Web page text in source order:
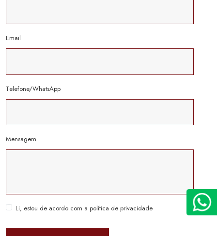
Email
Telefone/WhatsApp
Mensagem
Li, estou de acordo com a política de privacidade